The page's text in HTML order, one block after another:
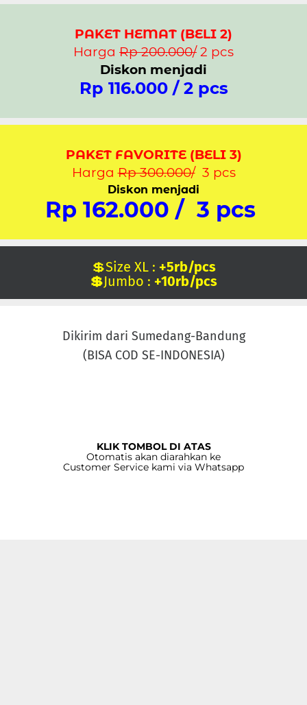
PAKET HEMAT (BELI 2)
Harga Rp 200.000/2 pcs
Diskon menjadi
Rp 116.000 / 2 pcs
PAKET FAVORITE (BELI 3)
HargaRp 300.000/3 pcs
Diskon menjadi
Rp 162.000 / 3 pcs
💲Size XL : +5rb/pcs
💲Jumbo : +10rb/pcs
Dikirim dari Sumedang-Bandung
(BISA COD SE-INDONESIA)
KLIK TOMBOL DI ATAS
Otomatis akan diarahkan ke
Customer Service kami via Whatsapp